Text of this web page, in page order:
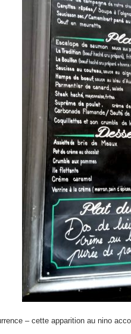
– cette apparition au nino